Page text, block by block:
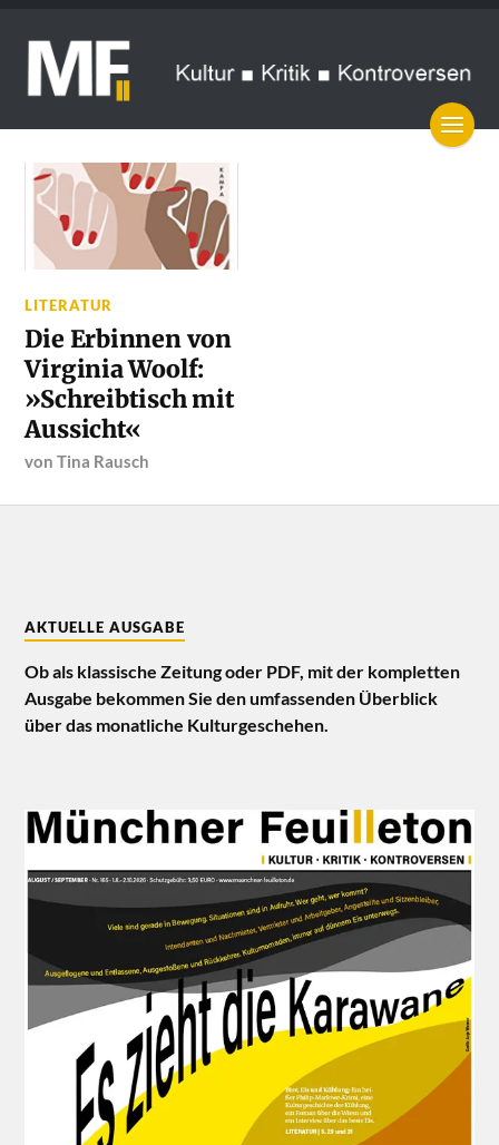
LITERATUR
Die Erbinnen von
Virginia Woolf:
»Schreibtisch mit
Aussicht«
vonTina Rausch
AKTUELLE AUSGABE
Ob als klassische Zeitung oder PDF, mit der kompletten
Ausgabe bekommen Sie den umfassenden Überblick
über das monatliche Kulturgeschehen.